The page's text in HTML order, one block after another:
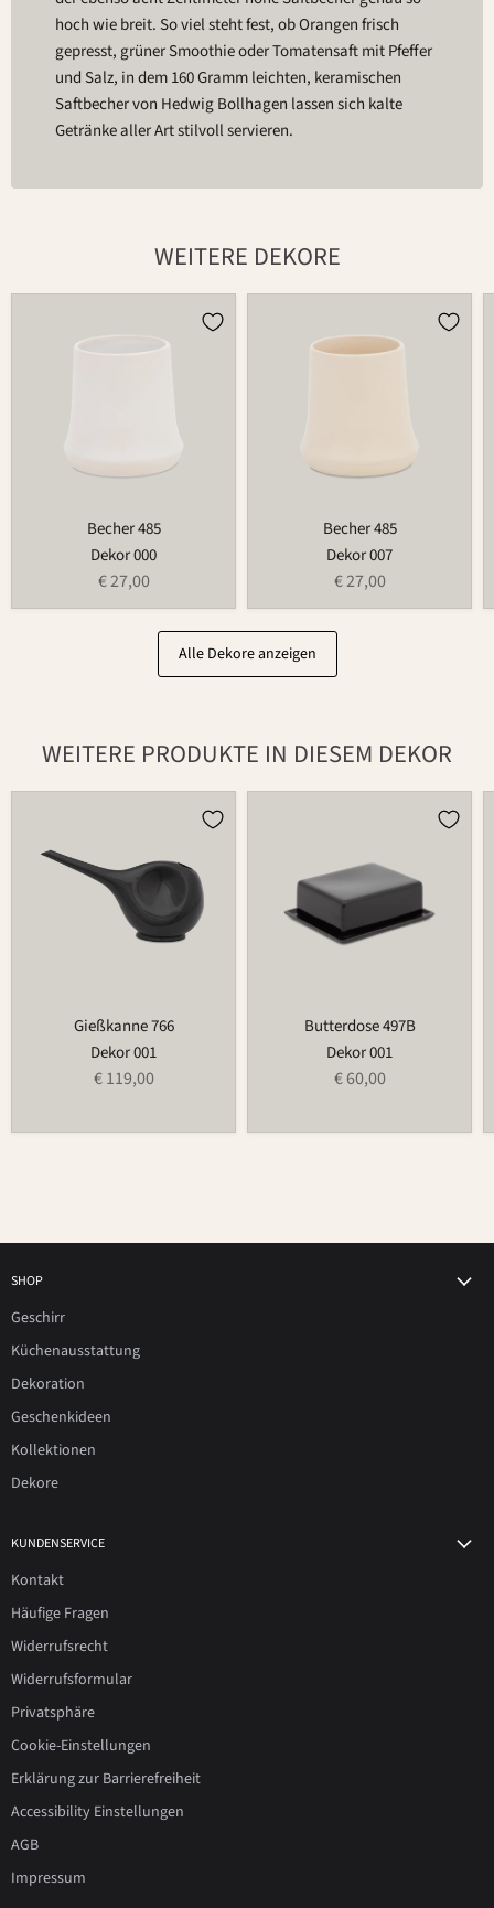
hoch wie breit. So viel steht fest, ob Orangen frisch
gepresst, grüner Smoothie oder Tomatensaft mit Pfeffer
und Salz, in dem 160 Gramm leichten, keramischen
Saftbecher von Hedwig Bollhagen lassen sich kalte
Getränke aller Art stilvoll servieren.
WEITERE DEKORE
Becher 485
Dekor 000
€ 27,00
Becher 485
Dekor 007
€ 27,00
Alle Dekore anzeigen
WEITERE PRODUKTE IN DIESEM DEKOR
Gießkanne 766
Dekor 001
€ 119,00
Butterdose 497B
Dekor 001
€ 60,00
SHOP
Geschirr
Küchenausstattung
Dekoration
Geschenkideen
Kollektionen
Dekore
KUNDENSERVICE
Kontakt
Häufige Fragen
Widerrufsrecht
Widerrufsformular
Privatsphäre
Cookie-Einstellungen
Erklärung zur Barrierefreiheit
Accessibility Einstellungen
AGB
Impressum